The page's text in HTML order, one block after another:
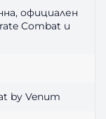
официален
Combat и
by Venum